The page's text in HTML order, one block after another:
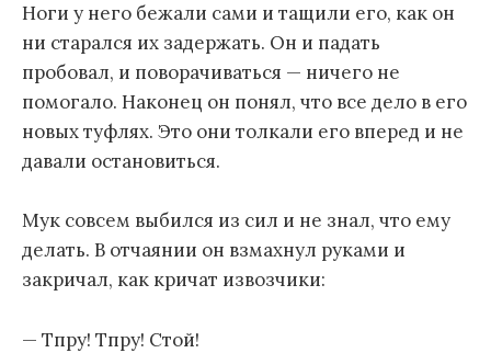
Ноги у него бежали сами и тащили его, как он
ни старался их задержать. Он и падать
пробовал, и поворачиваться — ничего не
помогало. Наконец он понял, что все дело в его
новых туфлях. Это они толкали его вперед и не
давали остановиться.
Мук совсем выбился из сил и не знал, что ему
делать. В отчаянии он взмахнул руками и
закричал, как кричат извозчики:
— Тпру! Тпру! Стой!